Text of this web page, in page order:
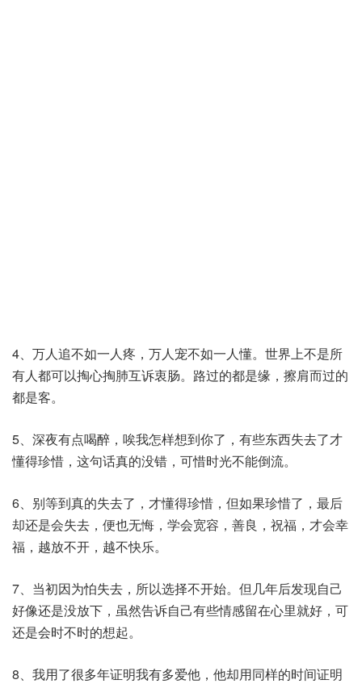
4、万人追不如一人疼，万人宠不如一人懂。世界上不是所
有人都可以掏心掏肺互诉衷肠。路过的都是缘，擦肩而过的
都是客。
5、深夜有点喝醉，唉我怎样想到你了，有些东西失去了才
懂得珍惜，这句话真的没错，可惜时光不能倒流。
6、别等到真的失去了，才懂得珍惜，但如果珍惜了，最后
却还是会失去，便也无悔，学会宽容，善良，祝福，才会幸
福，越放不开，越不快乐。
7、当初因为怕失去，所以选择不开始。但几年后发现自己
好像还是没放下，虽然告诉自己有些情感留在心里就好，可
还是会时不时的想起。
8、我用了很多年证明我有多爱他，他却用同样的时间证明